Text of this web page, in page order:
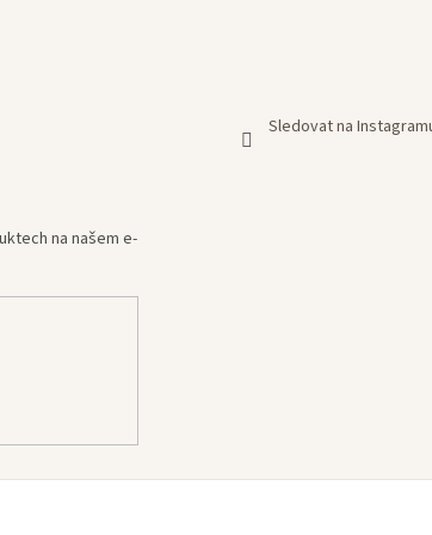
Sledovat na
na našem e-